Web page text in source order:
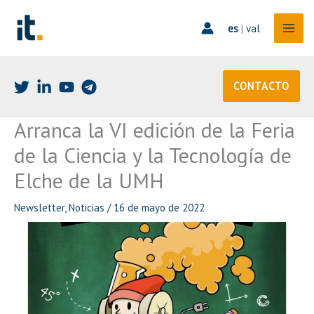
contenido
es| val
CONTACTO
Arranca la VI edición de la Feria
de la Ciencia y la Tecnología de
Elche de la UMH
Newsletter,Noticias / 16 de mayo de 2022